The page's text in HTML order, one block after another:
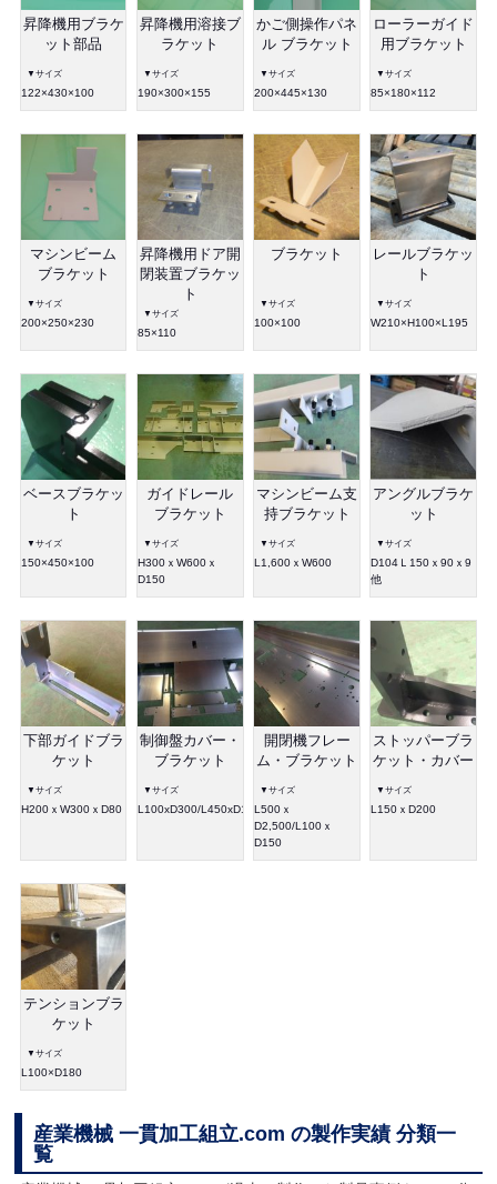
昇降機用ブラケ
ット部品
▼サイズ
122×430×100
昇降機用溶接ブ
ラケット
▼サイズ
190×300×155
かご側操作パネ
ル ブラケット
▼サイズ
200×445×130
ローラーガイド
用ブラケット
▼サイズ
85×180×112
マシンビーム
ブラケット
▼サイズ
200×250×230
昇降機用ドア開
閉装置ブラケッ
ト
▼サイズ
85×110
ブラケット
▼サイズ
100×100
レールブラケッ
ト
▼サイズ
W210×H100×L195
ベースブラケッ
ト
▼サイズ
150×450×100
ガイドレール
ブラケット
▼サイズ
H300ｘW600ｘ
D150
マシンビーム支
持ブラケット
▼サイズ
L1,600ｘW600
アングルブラケ
ット
▼サイズ
D104Ｌ150ｘ90ｘ9
他
下部ガイドブラ
ケット
▼サイズ
H200ｘW300ｘD80
制御盤カバー・
ブラケット
▼サイズ
L100xD300/L450xD1,000
開閉機フレー
ム・ブラケット
▼サイズ
L500ｘ
D2,500/L100ｘ
D150
ストッパーブラ
ケット・カバー
▼サイズ
L150ｘD200
テンションブラ
ケット
▼サイズ
L100×D180
産業機械 一貫加工組立.com の製作実績 分類一
覧